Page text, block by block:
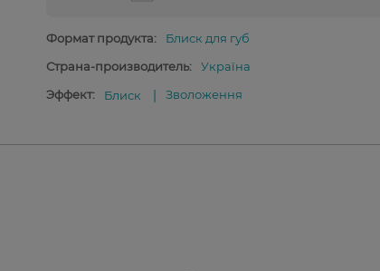
Формат продукта:
Блиск для губ
Страна-производитель:
Україна
Эффект:
Блиск Зволоження